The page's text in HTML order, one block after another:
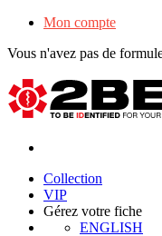
Mon compte
Vous n'avez pas de
Collection
VIP
Gérez votre fiche
ENGLISH